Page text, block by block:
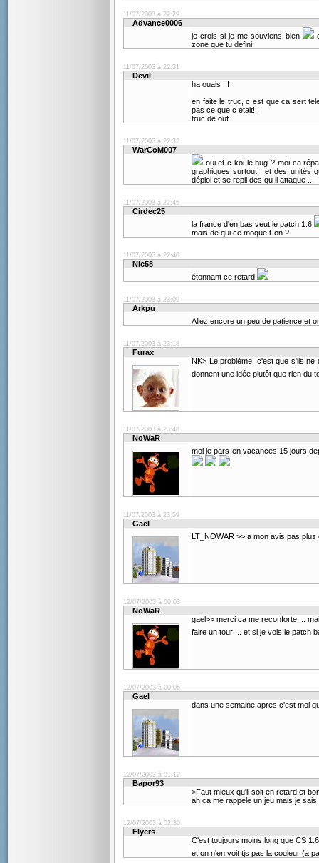
11/07/2003 à 22:29
Advance0006
je crois si je me souviens bien
zone que tu defini
11/07/2003 à 22:31
Devil
ha ouais !!!
en faite le truc, c est que ca sert
pas ce que c etait!!!
truc de ouf
11/07/2003 à 22:32
WarCoM007
oui et c koi le bug ? moi ca
graphiques surtout ! et des unités
déploi et se repli des qu il attaque ...
11/07/2003 à 22:46
Cirdec25
la france d'en bas veut le patch 1.6
mais de qui ce moque t-on ?
11/07/2003 à 22:48
Nic58
étonnant ce retard
11/07/2003 à 23:09
Arkpu
Allez encore un peu de patience et
11/07/2003 à 23:18
Furax
NK> Le problème, c'est que s'ils ne
donnent une idée plutôt que rien du
11/07/2003 à 23:48
NoWaR
moi je pars en vacances 15 jours
11/07/2003 à 23:59
Gael
LT_NOWAR >> a mon avis pas
12/07/2003 à 00:03
NoWaR
gael>> merci ca me reconforte ...
faire un tour ... et si je vois le patch
12/07/2003 à 00:06
Gael
dans une semaine apres c'est moi
12/07/2003 à 01:12
Bapor93
>Faut mieux qu'il soit en retard et
ah ca me rappele un jeu mais je sais
12/07/2003 à 02:30
Flyers
C'est toujours moins long que CS
et on n'en voit tjs pas la couleur (a